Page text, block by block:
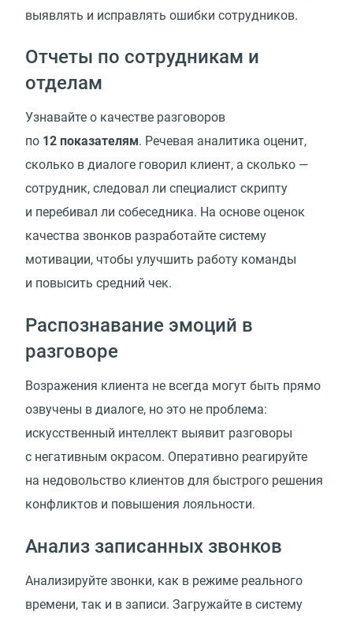
выявлять и исправлять ошибки сотрудников.
Отчеты по сотрудникам и
отделам
Узнавайте о качестве разговоров
по 12 показателям. Речевая аналитика оценит,
сколько в диалоге говорил клиент, а сколько —
сотрудник, следовал ли специалист скрипту
и перебивал ли собеседника. На основе оценок
качества звонков разработайте систему
мотивации, чтобы улучшить работу команды
и повысить средний чек.
Распознавание эмоций в
разговоре
Возражения клиента не всегда могут быть прямо
озвучены в диалоге, но это не проблема:
искусственный интеллект выявит разговоры
с негативным окрасом. Оперативно реагируйте
на недовольство клиентов для быстрого решения
конфликтов и повышения лояльности.
Анализ записанных звонков
Анализируйте звонки, как в режиме реального
времени, так и в записи. Загружайте в систему